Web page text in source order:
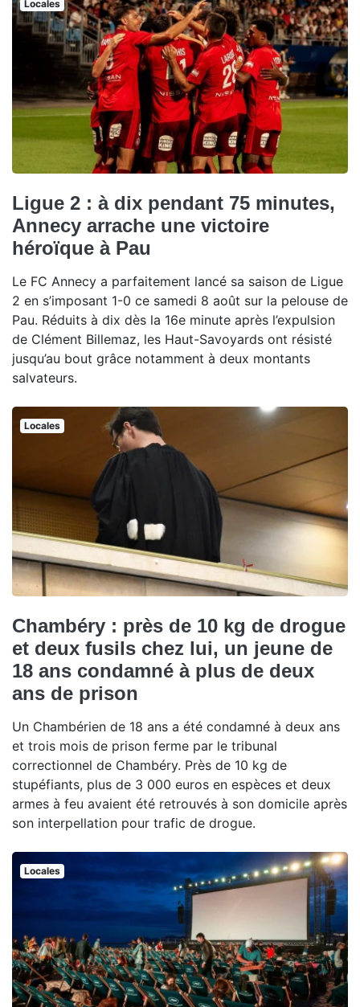
Locales
Ligue 2 : à dix pendant 75 minutes,
Annecy arrache une victoire
héroïque à Pau
Le FC Annecy a parfaitement lancé sa saison de Ligue
2 en s’imposant 1-0 ce samedi 8 août sur la pelouse de
Pau. Réduits à dix dès la 16e minute après l’expulsion
de Clément Billemaz, les Haut-Savoyards ont résisté
jusqu’au bout grâce notamment à deux montants
salvateurs.
Locales
Chambéry : près de 10 kg de drogue
et deux fusils chez lui, un jeune de
18 ans condamné à plus de deux
ans de prison
Un Chambérien de 18 ans a été condamné à deux ans
et trois mois de prison ferme par le tribunal
correctionnel de Chambéry. Près de 10 kg de
stupéfiants, plus de 3 000 euros en espèces et deux
armes à feu avaient été retrouvés à son domicile après
son interpellation pour trafic de drogue.
Locales